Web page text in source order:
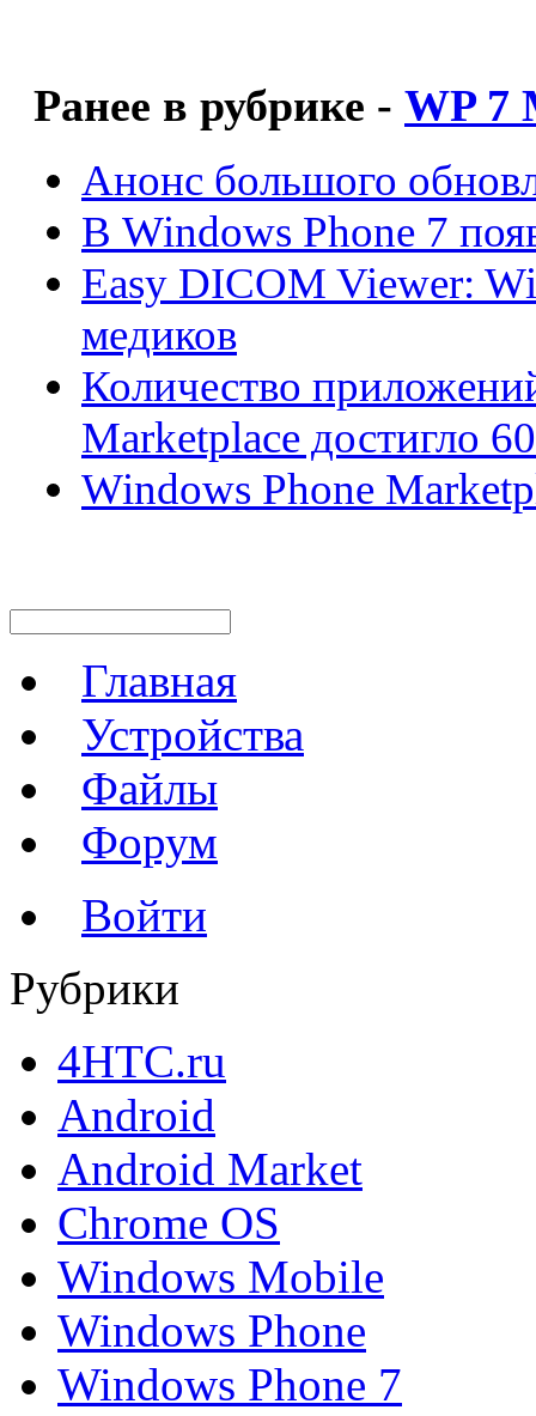
Ранее в рубрике - WP 7
Анонс большого
В Windows Phone 7
Easy DICOM Viewer:
медиков
Количество
Marketplace достигло
Windows Phone
Главная
Устройства
Файлы
Форум
Войти
Рубрики
4HTC.ru
Android
Android Market
Chrome OS
Windows Mobile
Windows Phone
Windows Phone 7